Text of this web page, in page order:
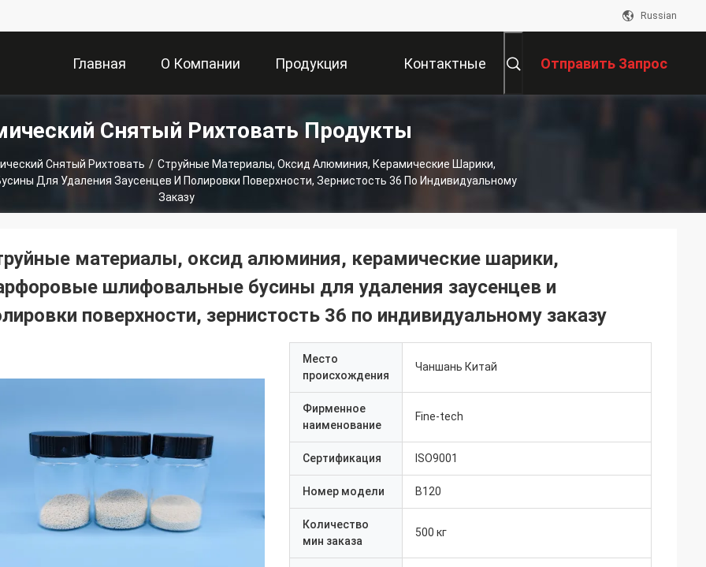
Russian
Главная
Страница
О Компании Продукция Контактные Отправить Запрос
Снятый Рихтовать Продукты
Снятый Рихтовать / Струйные Материалы, Оксид Алюминия, Керамические Шарики,
Для Удаления Заусенцев И Полировки Поверхности, Зернистость 36 По Индивидуальному
Заказу
материалы, оксид алюминия, керамические шарики,
шлифовальные бусины для удаления заусенцев и
поверхности, зернистость 36 по индивидуальному заказу
Место
происхождения
Чаншань Китай
Фирменное
наименование
Fine-tech
Сертификация ISO9001
Номер модели B120
Количество
мин заказа
500 кг